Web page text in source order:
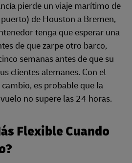
pierde un viaje marítimo de
de Houston a Bremen,
tenga que esperar una
de que zarpe otro barco,
semanas antes de que su
clientes alemanes. Con el
es probable que la
no supere las 24 horas.
Flexible Cuando